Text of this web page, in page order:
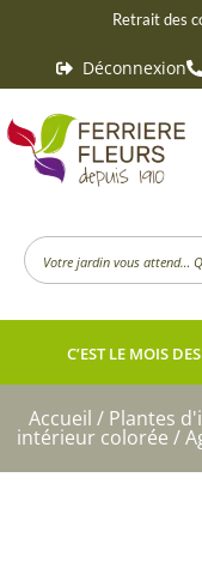
contenu
Retrait des
Déconnexion
Search
...
C’EST LE MOIS
Accueil / Plantes
intérieur colorée /